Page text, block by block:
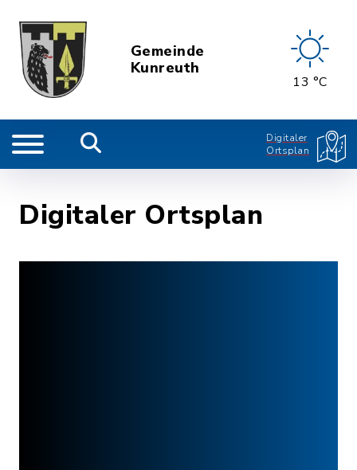
Gemeinde
Kunreuth
13 °C
Digitaler
Ortsplan
Digitaler Ortsplan